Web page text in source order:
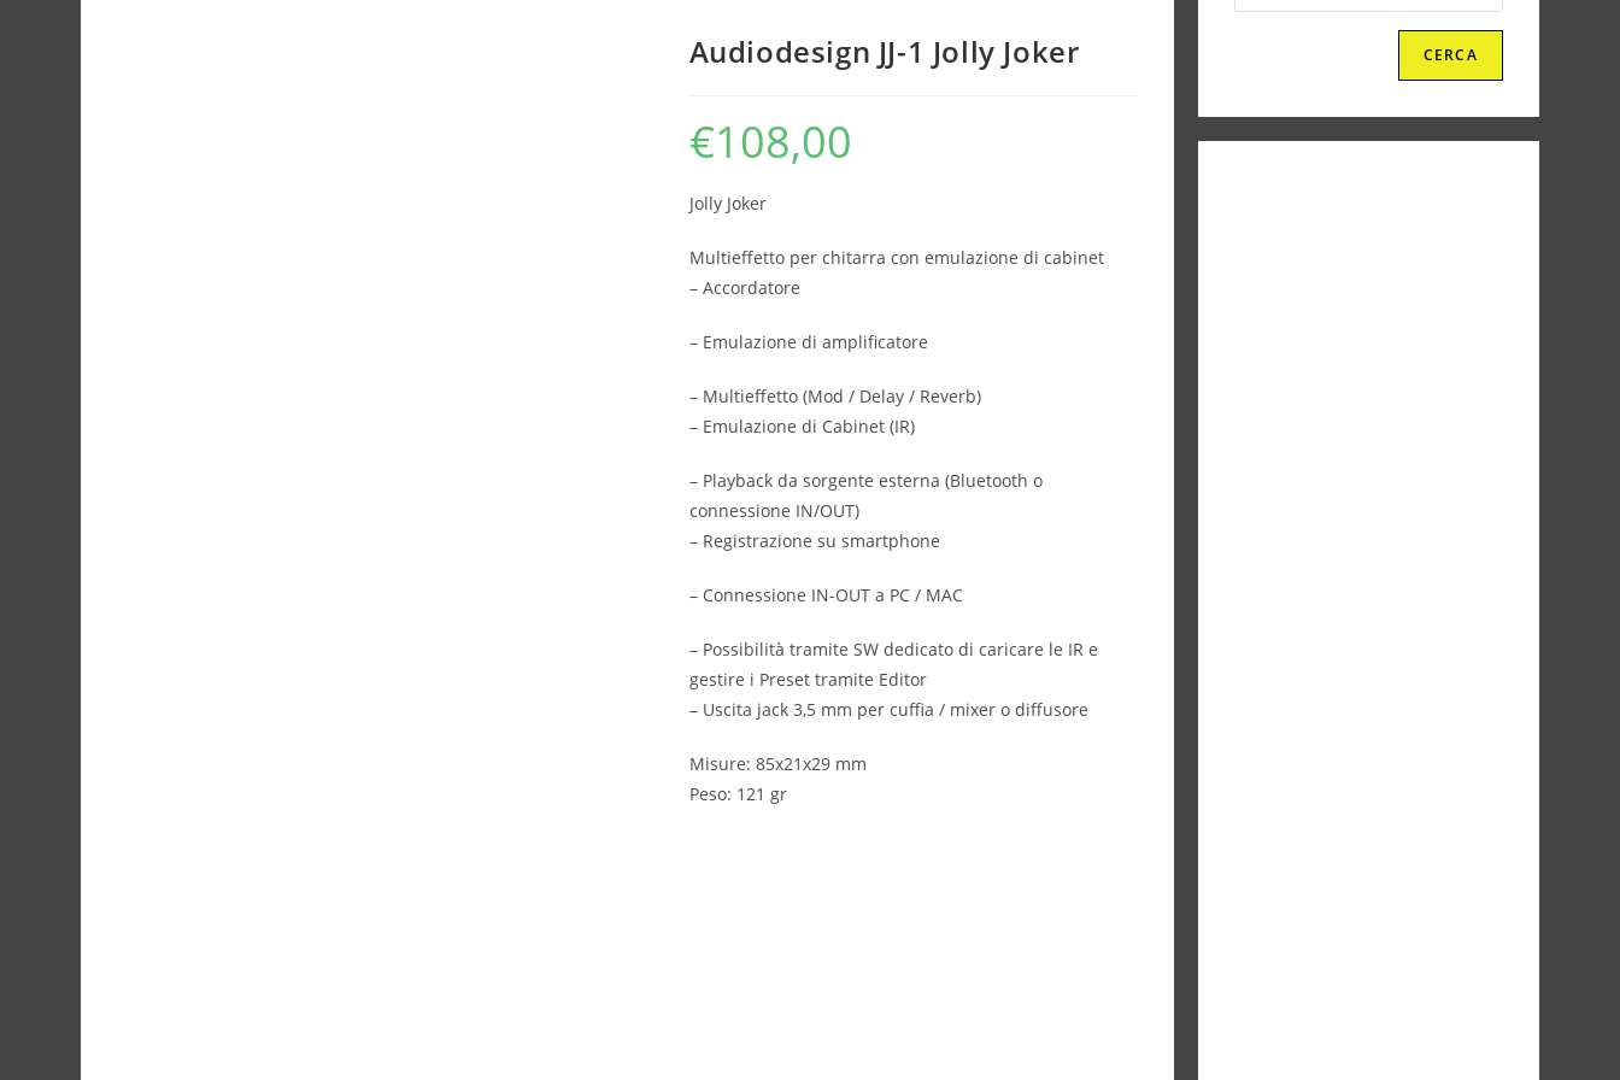
Audiodesign JJ-1 Jolly Joker
€108,00
Jolly Joker
Multieffetto per chitarra con emulazione di cabinet
– Accordatore
– Emulazione di amplificatore
– Multieffetto (Mod / Delay / Reverb)
– Emulazione di Cabinet (IR)
– Playback da sorgente esterna (Bluetooth o
connessione IN/OUT)
– Registrazione su smartphone
– Connessione IN-OUT a PC / MAC
– Possibilità tramite SW dedicato di caricare le IR e
gestire i Preset tramite Editor
– Uscita jack 3,5 mm per cuffia / mixer o diffusore
Misure: 85x21x29 mm
Peso: 121 gr
CERCA